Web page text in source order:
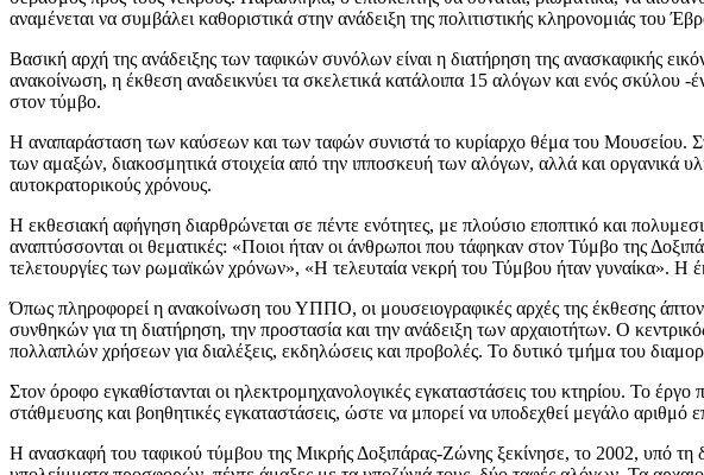
αναμένεται να συμβάλει καθοριστικά στην ανάδειξη της πολιτιστικής κληρονομιάς του
Βασική αρχή της ανάδειξης των ταφικών συνόλων είναι η διατήρηση της ανασκαφικής
ανακοίνωση, η έκθεση αναδεικνύει τα σκελετικά κατάλοιπα 15 αλόγων και ενός σκύλου -
στον τύμβο.
Η αναπαράσταση των καύσεων και των ταφών συνιστά το κυρίαρχο θέμα του Μουσείου.
των αμαξών, διακοσμητικά στοιχεία από την ιπποσκευή των αλόγων, αλλά και οργανικά
αυτοκρατορικούς χρόνους.
Η εκθεσιακή αφήγηση διαρθρώνεται σε πέντε ενότητες, με πλούσιο εποπτικό και
αναπτύσσονται οι θεματικές: «Ποιοι ήταν οι άνθρωποι που τάφηκαν στον Τύμβο της
τελετουργίες των ρωμαϊκών χρόνων», «Η τελευταία νεκρή του Τύμβου ήταν γυναίκα». Η
Όπως πληροφορεί η ανακοίνωση του ΥΠΠΟ, οι μουσειογραφικές αρχές της έκθεσης
συνθηκών για τη διατήρηση, την προστασία και την ανάδειξη των αρχαιοτήτων. Ο
πολλαπλών χρήσεων για διαλέξεις, εκδηλώσεις και προβολές. Το δυτικό τμήμα του
Στον όροφο εγκαθίστανται οι ηλεκτρομηχανολογικές εγκαταστάσεις του κτηρίου. Το
στάθμευσης και βοηθητικές εγκαταστάσεις, ώστε να μπορεί να υποδεχθεί μεγάλο αριθμό
Η ανασκαφή του ταφικού τύμβου της Μικρής Δοξιπάρας-Ζώνης ξεκίνησε, το 2002, υπό τη